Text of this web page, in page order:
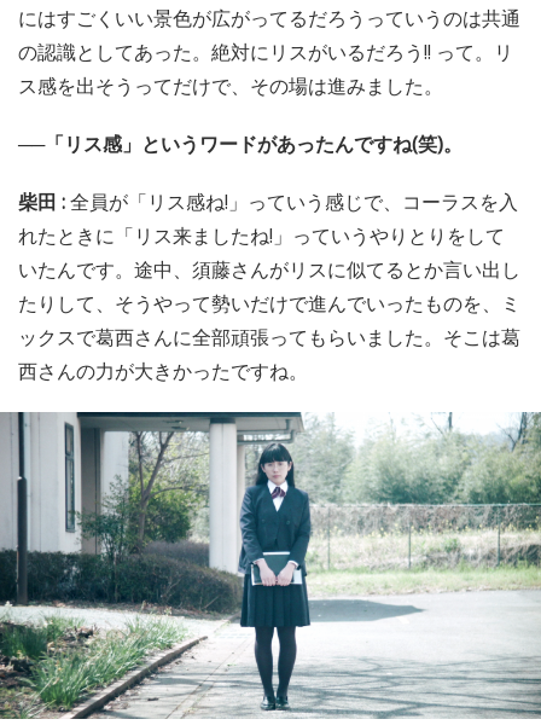
にはすごくいい景色が広がってるだろうっていうのは共通
の認識としてあった。絶対にリスがいるだろう!! って。リ
ス感を出そうってだけで、その場は進みました。
──「リス感」というワードがあったんですね(笑)。
柴田 :全員が「リス感ね!」っていう感じで、コーラスを入
れたときに「リス来ましたね!」っていうやりとりをして
いたんです。途中、須藤さんがリスに似てるとか言い出し
たりして、そうやって勢いだけで進んでいったものを、ミ
ックスで葛西さんに全部頑張ってもらいました。そこは葛
西さんの力が大きかったですね。